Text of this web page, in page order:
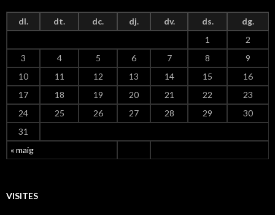
dl. dt. dc. dj. dv. ds. dg.
« maig
1
2
3
4 5 6 7 8
9
10
11 12 13 14 15
16
17
18 19 20 21 22
23
24
25 26 27 28 29
30
31
VISITES